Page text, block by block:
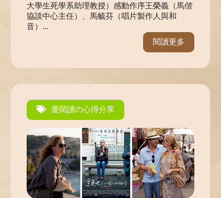
大學生死學系助理教授）感動作序王榮義（馬偕
協談中心主任）、馬毓芬（唱片製作人與和
音）...
閱讀更多
愛閱讀の心得分享